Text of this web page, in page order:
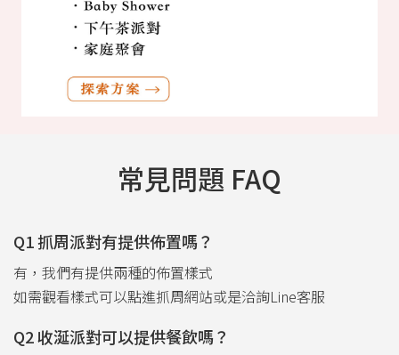
常見問題 FAQ
Q1 抓周派對有提供佈置嗎？
有，我們有提供兩種的佈置樣式
如需觀看樣式可以點進抓周網站或是洽詢Line客服
Q2 收涎派對可以提供餐飲嗎？